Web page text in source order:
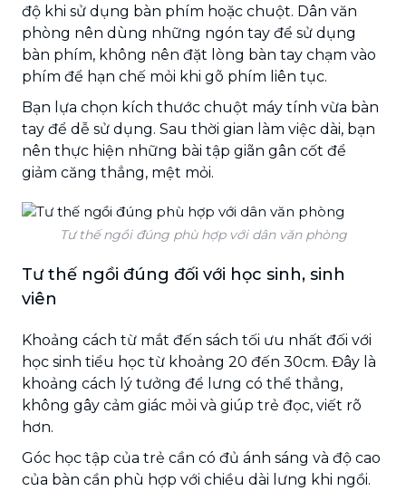
độ khi sử dụng bàn phím hoặc chuột. Dân văn
phòng nên dùng những ngón tay để sử dụng
bàn phím, không nên đặt lòng bàn tay chạm vào
phím để hạn chế mỏi khi gõ phím liên tục.
Bạn lựa chọn kích thước chuột máy tính vừa bàn
tay để dễ sử dụng. Sau thời gian làm việc dài, bạn
nên thực hiện những bài tập giãn gân cốt để
giảm căng thẳng, mệt mỏi.
Tư thế ngồi đúng phù hợp với dân văn phòng
Tư thế ngồi đúng đối với học sinh, sinh
viên
Khoảng cách từ mắt đến sách tối ưu nhất đối với
học sinh tiểu học từ khoảng 20 đến 30cm. Đây là
khoảng cách lý tưởng để lưng có thể thẳng,
không gây cảm giác mỏi và giúp trẻ đọc, viết rõ
hơn.
Góc học tập của trẻ cần có đủ ánh sáng và độ cao
của bàn cần phù hợp với chiều dài lưng khi ngồi.